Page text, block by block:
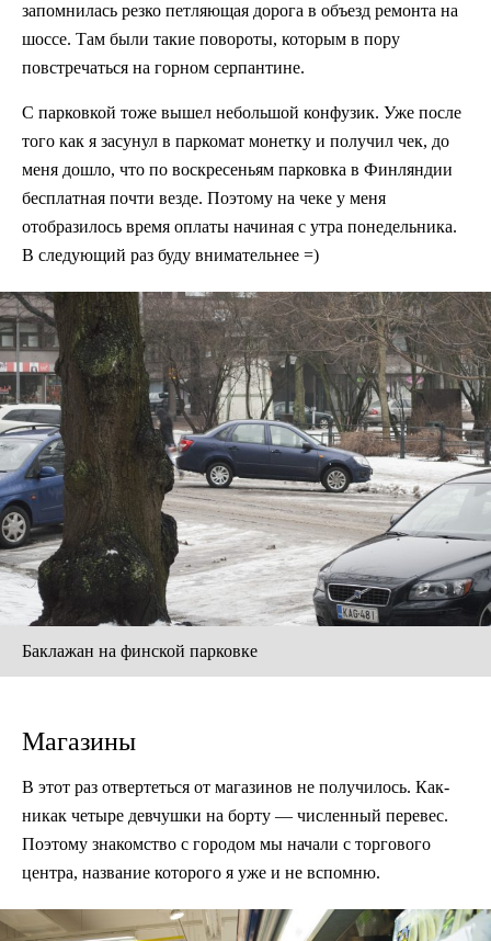
запомнилась резко петляющая дорога в объезд ремонта на
шоссе. Там были такие повороты, которым в пору
повстречаться на горном серпантине.
С парковкой тоже вышел небольшой конфузик. Уже после
того как я засунул в паркомат монетку и получил чек, до
меня дошло, что по воскресеньям парковка в Финляндии
бесплатная почти везде. Поэтому на чеке у меня
отобразилось время оплаты начиная с утра понедельника.
В следующий раз буду внимательнее =)
Баклажан на финской парковке
Магазины
В этот раз отвертеться от магазинов не получилось. Как-
никак четыре девчушки на борту — численный перевес.
Поэтому знакомство с городом мы начали с торгового
центра, название которого я уже и не вспомню.